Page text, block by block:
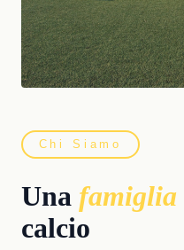
Chi Siamo
Una famiglia
calcio